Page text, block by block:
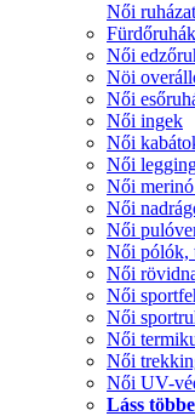
Női ruházat
Női
Nöi
Női
Női ingek
Női
Női
Női
Női
Női
Női pólók,
Női
Női
Női
Női
Női
Női UV-
Láss